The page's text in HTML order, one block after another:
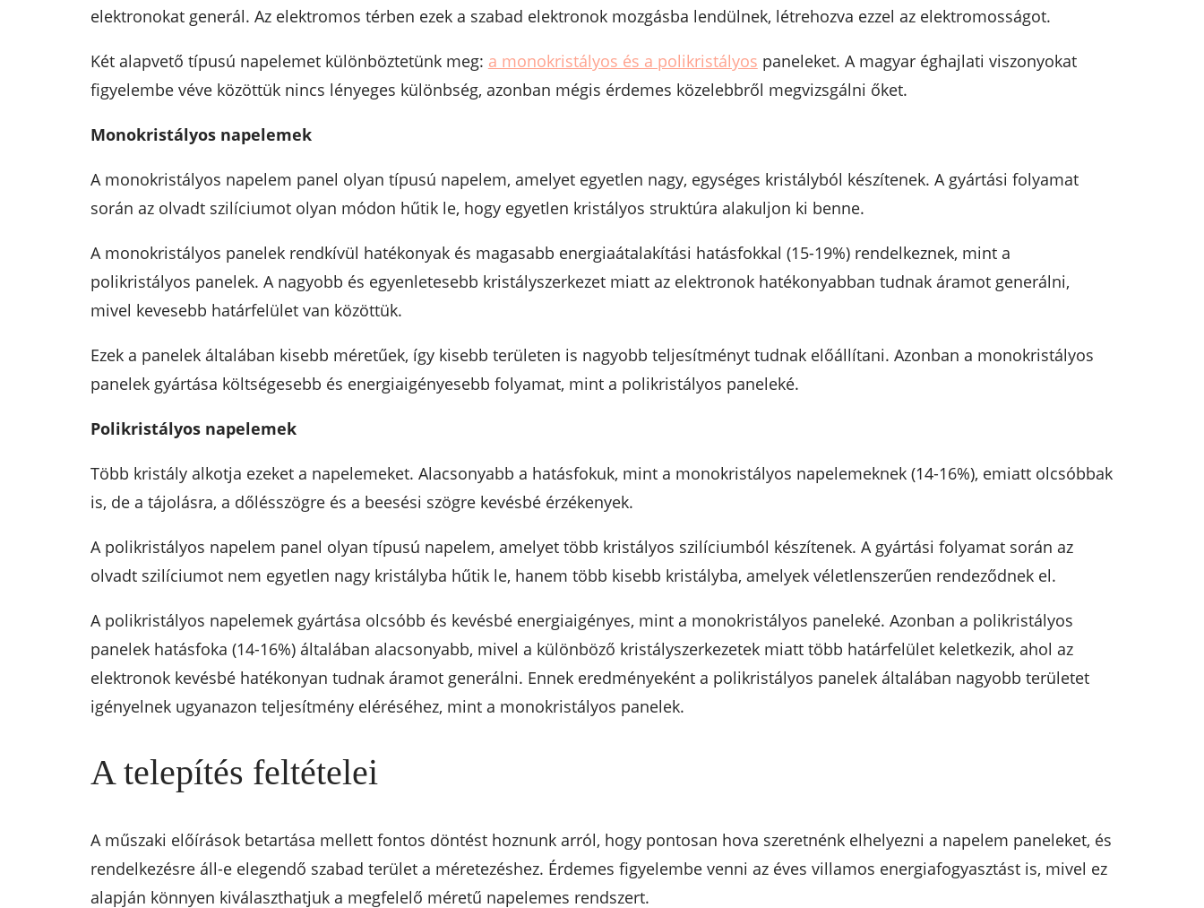
elektronokat generál. Az elektromos térben ezek a szabad elektronok mozgásba lendülnek, létrehozva ezzel az elektromosságot.
Két alapvető típusú napelemet különböztetünk meg: a monokristályos és a polikristályos paneleket. A magyar éghajlati viszonyokat
figyelembe véve közöttük nincs lényeges különbség, azonban mégis érdemes közelebbről megvizsgálni őket.
Monokristályos napelemek
A monokristályos napelem panel olyan típusú napelem, amelyet egyetlen nagy, egységes kristályból készítenek. A gyártási folyamat
során az olvadt szilíciumot olyan módon hűtik le, hogy egyetlen kristályos struktúra alakuljon ki benne.
A monokristályos panelek rendkívül hatékonyak és magasabb energiaátalakítási hatásfokkal (15-19%) rendelkeznek, mint a
polikristályos panelek. A nagyobb és egyenletesebb kristályszerkezet miatt az elektronok hatékonyabban tudnak áramot generálni,
mivel kevesebb határfelület van közöttük.
Ezek a panelek általában kisebb méretűek, így kisebb területen is nagyobb teljesítményt tudnak előállítani. Azonban a monokristályos
panelek gyártása költségesebb és energiaigényesebb folyamat, mint a polikristályos paneleké.
Polikristályos napelemek
Több kristály alkotja ezeket a napelemeket. Alacsonyabb a hatásfokuk, mint a monokristályos napelemeknek (14-16%), emiatt olcsóbbak
is, de a tájolásra, a dőlésszögre és a beesési szögre kevésbé érzékenyek.
A polikristályos napelem panel olyan típusú napelem, amelyet több kristályos szilíciumból készítenek. A gyártási folyamat során az
olvadt szilíciumot nem egyetlen nagy kristályba hűtik le, hanem több kisebb kristályba, amelyek véletlenszerűen rendeződnek el.
A polikristályos napelemek gyártása olcsóbb és kevésbé energiaigényes, mint a monokristályos paneleké. Azonban a polikristályos
panelek hatásfoka (14-16%) általában alacsonyabb, mivel a különböző kristályszerkezetek miatt több határfelület keletkezik, ahol az
elektronok kevésbé hatékonyan tudnak áramot generálni. Ennek eredményeként a polikristályos panelek általában nagyobb területet
igényelnek ugyanazon teljesítmény eléréséhez, mint a monokristályos panelek.
A telepítés feltételei
A műszaki előírások betartása mellett fontos döntést hoznunk arról, hogy pontosan hova szeretnénk elhelyezni a napelem paneleket, és
rendelkezésre áll-e elegendő szabad terület a méretezéshez. Érdemes figyelembe venni az éves villamos energiafogyasztást is, mivel ez
alapján könnyen kiválaszthatjuk a megfelelő méretű napelemes rendszert.